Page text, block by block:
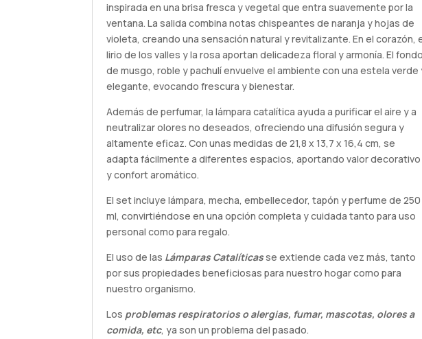
inspirada en una brisa fresca y vegetal que entra suavemente por la
ventana. La salida combina notas chispeantes de naranja y hojas de
violeta, creando una sensación natural y revitalizante. En el corazón,
lirio de los valles y la rosa aportan delicadeza floral y armonía. El fondo
de musgo, roble y pachulí envuelve el ambiente con una estela verde
elegante, evocando frescura y bienestar.
Además de perfumar, la lámpara catalítica ayuda a purificar el aire y a
neutralizar olores no deseados, ofreciendo una difusión segura y
altamente eficaz. Con unas medidas de 21,8 x 13,7 x 16,4 cm, se
adapta fácilmente a diferentes espacios, aportando valor decorativo
y confort aromático.
El set incluye lámpara, mecha, embellecedor, tapón y perfume de 250
ml, convirtiéndose en una opción completa y cuidada tanto para uso
personal como para regalo.
El uso de las Lámparas Catalíticasse extiende cada vez más, tanto
por sus propiedades beneficiosas para nuestro hogar como para
nuestro organismo.
Los problemas respiratorios o alergias, fumar, mascotas, olores a
comida, etc, ya son un problema del pasado.